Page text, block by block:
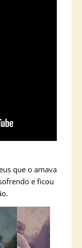
que o amava
e ficou